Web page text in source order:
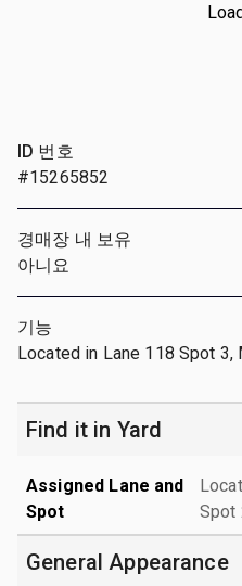
ID 번호
#15265852
경매장 내 보유
아니요
기능
Located in Lane 118 Spot 3,
Find it in Yard
Assigned Lane and
Spot
Spot
General Appearance